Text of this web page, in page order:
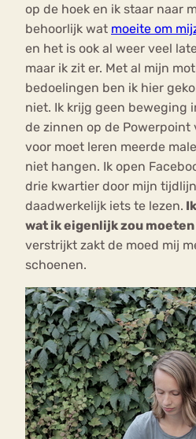
op de hoek en ik staar naar
behoorlijk wat moeite om
en het is ook al weer veel
maar ik zit er. Met al mijn
bedoelingen ben ik hier
niet. Ik krijg geen beweging
de zinnen op de Powerpoint
voor moet leren meerde
niet hangen. Ik open
drie kwartier door mijn
daadwerkelijk iets te lezen.
wat ik eigenlijk zou moeten
verstrijkt zakt de moed mij
schoenen.